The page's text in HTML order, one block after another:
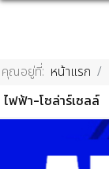
คุณอยู่ที่: หน้าแรก
ไฟฟ้า-โซล่าร์เซลล์